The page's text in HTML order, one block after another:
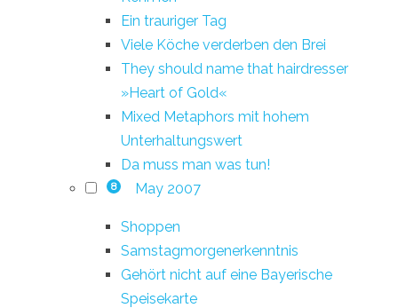
Ein trauriger Tag
Viele Köche verderben den Brei
They should name that hairdresser
»Heart of Gold«
Mixed Metaphors mit hohem
Unterhaltungswert
Da muss man was tun!
8 May 2007
Shoppen
Samstagmorgenerkenntnis
Gehört nicht auf eine Bayerische
Speisekarte